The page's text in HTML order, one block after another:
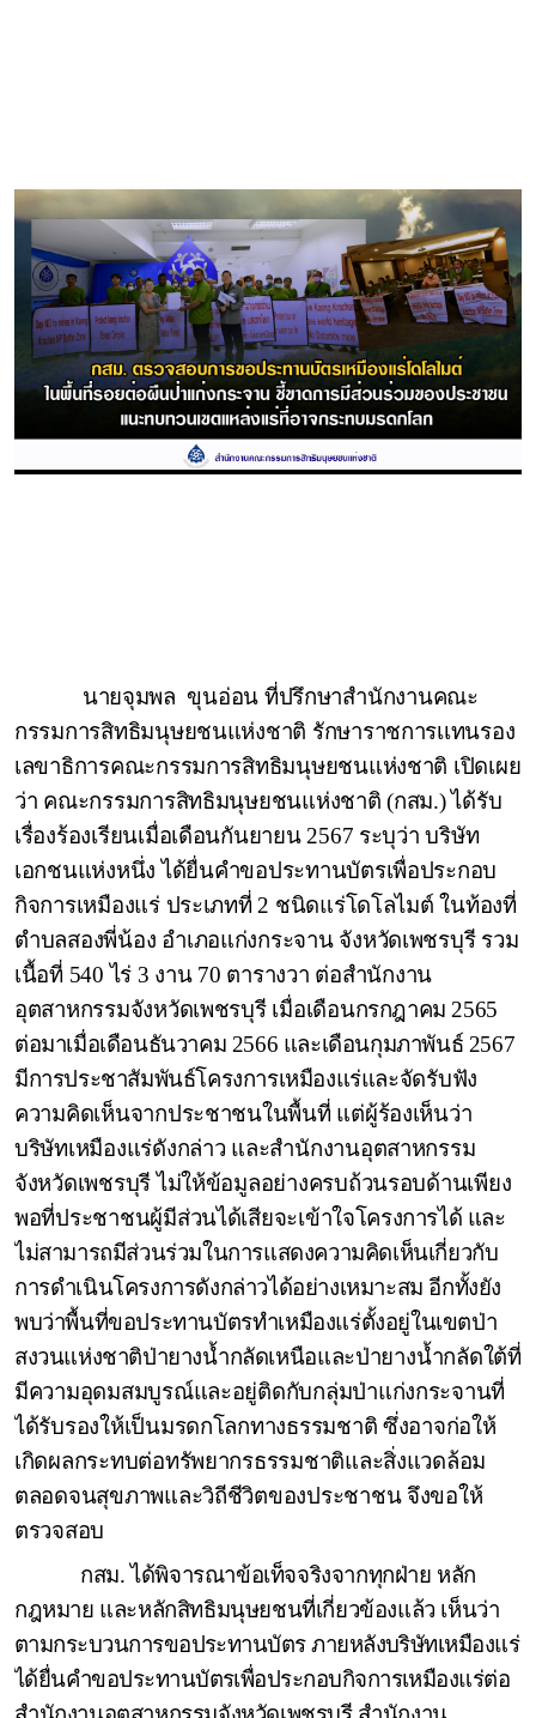
นายจุมพล ขุนอ่อน ที่ปรึกษาสำนักงานคณะ
กรรมการสิทธิมนุษยชนแห่งชาติ รักษาราชการเเทนรอง
เลขาธิการคณะกรรมการสิทธิมนุษยชนแห่งชาติ เปิดเผย
ว่า คณะกรรมการสิทธิมนุษยชนแห่งชาติ (กสม.) ได้รับ
เรื่องร้องเรียนเมื่อเดือนกันยายน 2567 ระบุว่า บริษัท
เอกชนแห่งหนึ่ง ได้ยื่นคำขอประทานบัตรเพื่อประกอบ
กิจการเหมืองแร่ ประเภทที่ 2 ชนิดแร่โดโลไมต์ ในท้องที่
ตำบลสองพี่น้อง อำเภอแก่งกระจาน จังหวัดเพชรบุรี รวม
เนื้อที่ 540 ไร่ 3 งาน 70 ตารางวา ต่อสำนักงาน
อุตสาหกรรมจังหวัดเพชรบุรี เมื่อเดือนกรกฎาคม 2565
ต่อมาเมื่อเดือนธันวาคม 2566 และเดือนกุมภาพันธ์ 2567
มีการประชาสัมพันธ์โครงการเหมืองแร่และจัดรับฟัง
ความคิดเห็นจากประชาชนในพื้นที่ แต่ผู้ร้องเห็นว่า
บริษัทเหมืองแร่ดังกล่าว และสำนักงานอุตสาหกรรม
จังหวัดเพชรบุรี ไม่ให้ข้อมูลอย่างครบถ้วนรอบด้านเพียง
พอที่ประชาชนผู้มีส่วนได้เสียจะเข้าใจโครงการได้ และ
ไม่สามารถมีส่วนร่วมในการแสดงความคิดเห็นเกี่ยวกับ
การดำเนินโครงการดังกล่าวได้อย่างเหมาะสม อีกทั้งยัง
พบว่าพื้นที่ขอประทานบัตรทำเหมืองแร่ตั้งอยู่ในเขตป่า
สงวนแห่งชาติป่ายางน้ำกลัดเหนือและป่ายางน้ำกลัดใต้ที่
มีความอุดมสมบูรณ์และอยู่ติดกับกลุ่มป่าแก่งกระจานที่
ได้รับรองให้เป็นมรดกโลกทางธรรมชาติ ซึ่งอาจก่อให้
เกิดผลกระทบต่อทรัพยากรธรรมชาติและสิ่งแวดล้อม
ตลอดจนสุขภาพและวิถีชีวิตของประชาชน จึงขอให้
ตรวจสอบ
กสม. ได้พิจารณาข้อเท็จจริงจากทุกฝ่าย หลัก
กฎหมาย และหลักสิทธิมนุษยชนที่เกี่ยวข้องแล้ว เห็นว่า
ตามกระบวนการขอประทานบัตร ภายหลังบริษัทเหมืองแร่
ได้ยื่นคำขอประทานบัตรเพื่อประกอบกิจการเหมืองแร่ต่อ